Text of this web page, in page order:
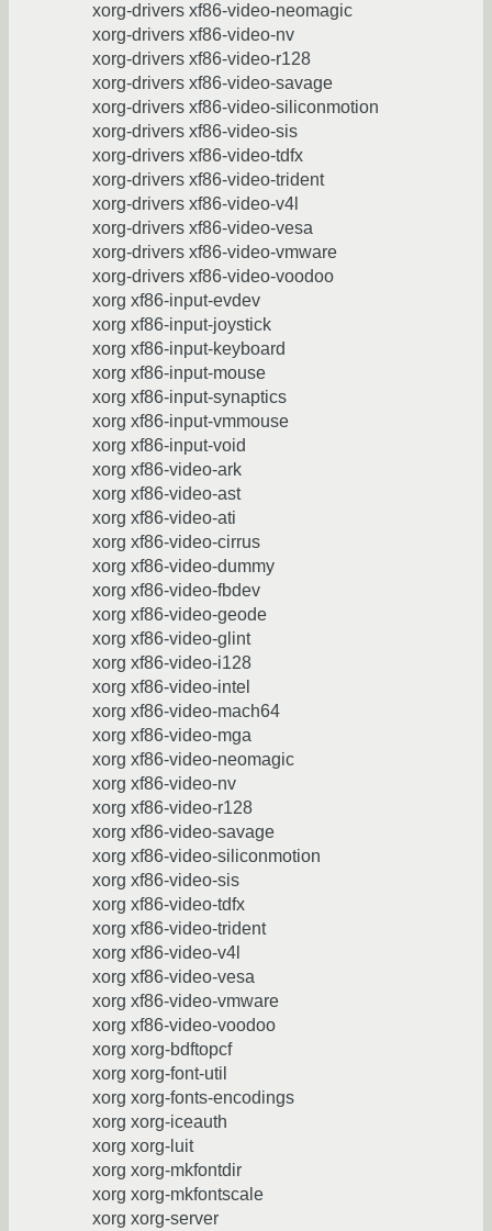
xorg-drivers xf86-video-neomagic
xorg-drivers xf86-video-nv
xorg-drivers xf86-video-r128
xorg-drivers xf86-video-savage
xorg-drivers xf86-video-siliconmotion
xorg-drivers xf86-video-sis
xorg-drivers xf86-video-tdfx
xorg-drivers xf86-video-trident
xorg-drivers xf86-video-v4l
xorg-drivers xf86-video-vesa
xorg-drivers xf86-video-vmware
xorg-drivers xf86-video-voodoo
xorg xf86-input-evdev
xorg xf86-input-joystick
xorg xf86-input-keyboard
xorg xf86-input-mouse
xorg xf86-input-synaptics
xorg xf86-input-vmmouse
xorg xf86-input-void
xorg xf86-video-ark
xorg xf86-video-ast
xorg xf86-video-ati
xorg xf86-video-cirrus
xorg xf86-video-dummy
xorg xf86-video-fbdev
xorg xf86-video-geode
xorg xf86-video-glint
xorg xf86-video-i128
xorg xf86-video-intel
xorg xf86-video-mach64
xorg xf86-video-mga
xorg xf86-video-neomagic
xorg xf86-video-nv
xorg xf86-video-r128
xorg xf86-video-savage
xorg xf86-video-siliconmotion
xorg xf86-video-sis
xorg xf86-video-tdfx
xorg xf86-video-trident
xorg xf86-video-v4l
xorg xf86-video-vesa
xorg xf86-video-vmware
xorg xf86-video-voodoo
xorg xorg-bdftopcf
xorg xorg-font-util
xorg xorg-fonts-encodings
xorg xorg-iceauth
xorg xorg-luit
xorg xorg-mkfontdir
xorg xorg-mkfontscale
xorg xorg-server